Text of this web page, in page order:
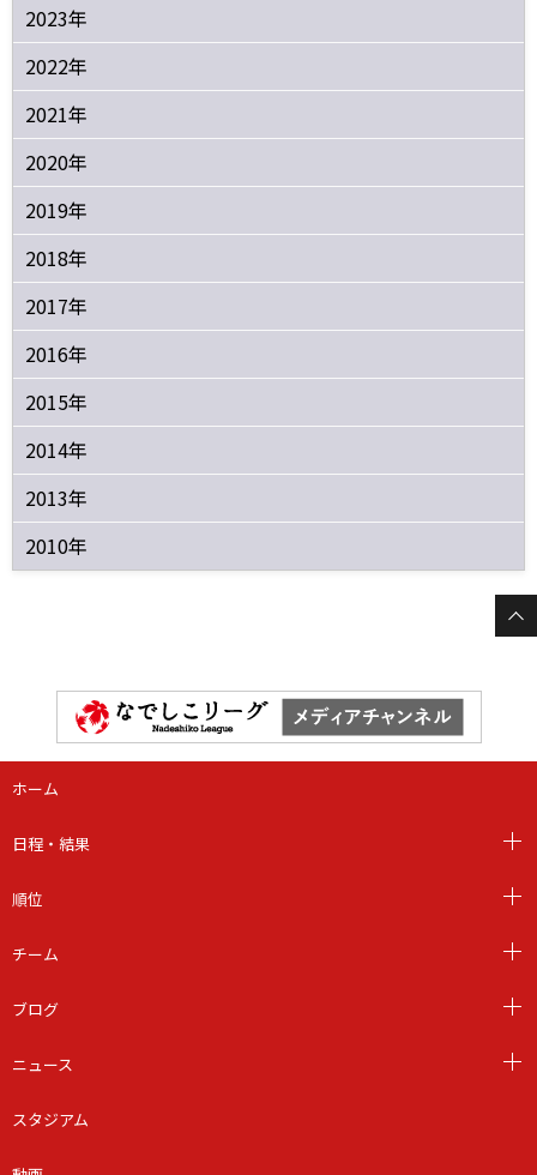
2023年
2022年
2021年
2020年
2019年
2018年
2017年
2016年
2015年
2014年
2013年
2010年
ホーム
日程・結果
順位
チーム
ブログ
ニュース
スタジアム